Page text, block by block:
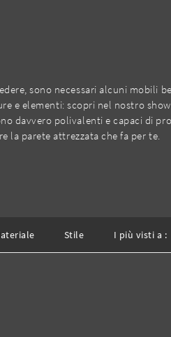
sono necessari alcuni mobili
e elementi: scopri nel nostro
davvero polivalenti e capaci di
la parete attrezzata che fa per te.
Stile I più visti a :